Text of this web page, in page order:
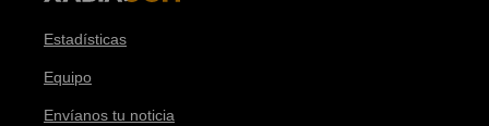
Estadísticas
Equipo
Envíanos tu noticia